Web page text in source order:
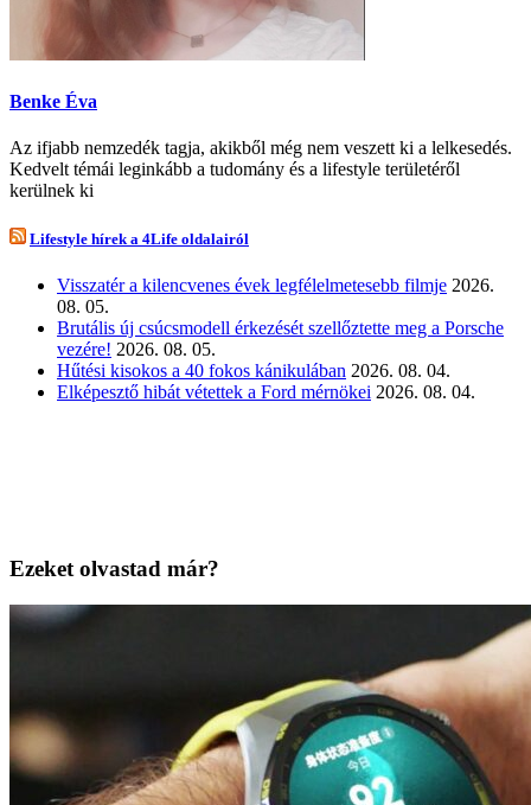
Benke Éva
Az ifjabb nemzedék tagja, akikből még nem veszett ki a lelkesedés.
Kedvelt témái leginkább a tudomány és a lifestyle területéről
kerülnek ki
Lifestyle hírek a 4Life oldalairól
Visszatér a kilencvenes évek legfélelmetesebb filmje 2026.
08. 05.
Brutális új csúcsmodell érkezését szellőztette meg a Porsche
vezére! 2026. 08. 05.
Hűtési kisokos a 40 fokos kánikulában 2026. 08. 04.
Elképesztő hibát vétettek a Ford mérnökei 2026. 08. 04.
Ezeket olvastad már?